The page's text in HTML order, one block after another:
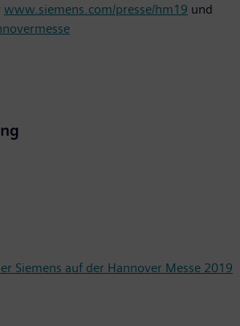
www.siemens.com/presse/hm19 und
Siemens auf der Hannover Messe 2019